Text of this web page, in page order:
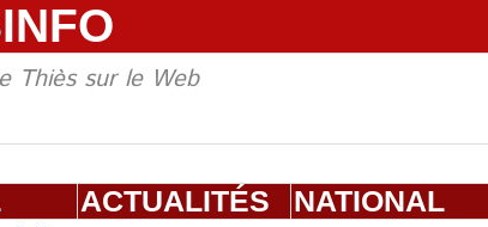
Thiès sur le Web
ACTUALITÉS NATIONAL